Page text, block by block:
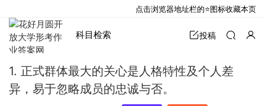
科目检索 投稿
1. 正式群体最大的关心是人格特性及个人差
异，易于忽略成员的忠诚与否。
点击浏览器地址栏的⭐图标收藏本页